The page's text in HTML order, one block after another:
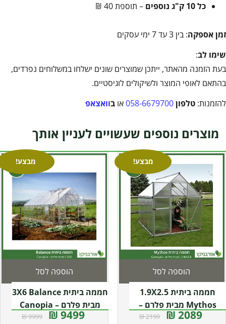
כל 10 ק"ג נוספים
– תוספת 40 ₪
זמן אספקה: בין 3 עד 7 ימי עסקים
שימו לב:
בעת הזמנה מהאתר, ייתכן שמוצרים שונים ישלחו במשלוחים נפרדים,
בהתאם לאופי המוצר ולשיקולים לוגיסטיים.
להזמנות: טלפון058-6679700או בוואצאפ
מוצרים נוספים שעשויים לעניין אותך
מבצע!
חממה ביתית 1.9X2.5
Mythos מבית פלרם –
Canopia
2089 ₪
2199 ₪
הוספה לסל
מבצע!
חממה ביתית 3X6 Balance
מבית פלרם – Canopia
9499 ₪
9999 ₪
הוספה לסל